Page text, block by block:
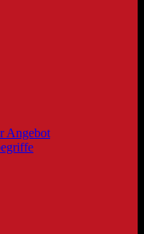
Angebot